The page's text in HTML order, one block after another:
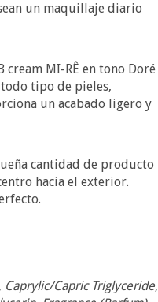
un maquillaje diario
MI-RÊ en tono Doré
tipo de pieles,
un acabado ligero y
cantidad de producto
hacia el exterior.
Caprylic/Capric Triglyceride,